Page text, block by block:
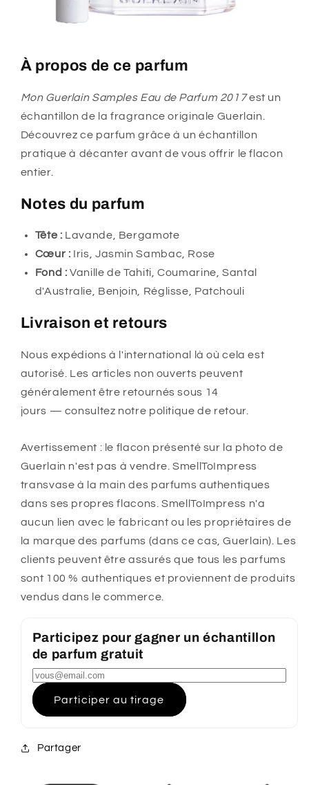
À propos de ce parfum
Mon Guerlain Samples Eau de Parfum 2017est un
échantillon de la fragrance originale Guerlain.
Découvrez ce parfum grâce à un échantillon
pratique à décanter avant de vous offrir le flacon
entier.
Notes du parfum
Tête : Lavande, Bergamote
Cœur : Iris, Jasmin Sambac, Rose
Fond : Vanille de Tahiti, Coumarine, Santal
d'Australie, Benjoin, Réglisse, Patchouli
Livraison et retours
Nous expédions à l'international là où cela est
autorisé. Les articles non ouverts peuvent
généralement être retournés sous 14
jours — consultez notre politique de retour.
Avertissement : le flacon présenté sur la photo de
Guerlain n'est pas à vendre. SmellToImpress
transvase à la main des parfums authentiques
dans ses propres flacons. SmellToImpress n'a
aucun lien avec le fabricant ou les propriétaires de
la marque des parfums (dans ce cas, Guerlain). Les
clients peuvent être assurés que tous les parfums
sont 100 % authentiques et proviennent de produits
vendus dans le commerce.
Participez pour gagner un échantillon
de parfum gratuit
Participer au tirage
Partager